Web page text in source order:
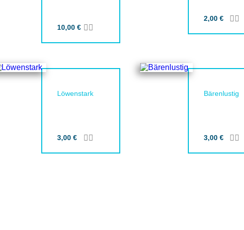
10,00 € Zur Merkliste hinzufügen
2,00€
Löwenstark
3,00 € Zur Merkliste hinzufügen
Bärenlustig
3,00€